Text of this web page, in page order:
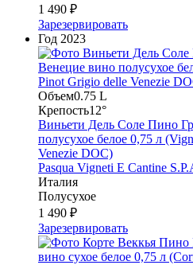
1 490 ₽
Зарезервировать
Год 2023
Объем0.75 L
Крепость12°
Виньети Дель Соле Пино
полусухое белое 0,75 л
Venezie DOC)
Pasqua Vigneti E Cantine
Италия
Полусухое
1 490 ₽
Зарезервировать